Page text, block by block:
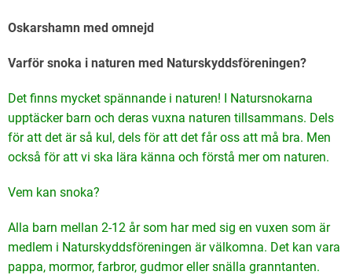
Oskarshamn med omnejd
Varför snoka i naturen med Naturskyddsföreningen?
Det finns mycket spännande i naturen! I Natursnokarna
upptäcker barn och deras vuxna naturen tillsammans. Dels
för att det är så kul, dels för att det får oss att må bra. Men
också för att vi ska lära känna och förstå mer om naturen.
Vem kan snoka?
Alla barn mellan 2-12 år som har med sig en vuxen som är
medlem i Naturskyddsföreningen är välkomna. Det kan vara
pappa, mormor, farbror, gudmor eller snälla granntanten.